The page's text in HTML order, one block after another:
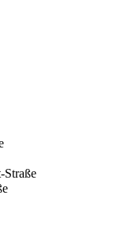
Straße